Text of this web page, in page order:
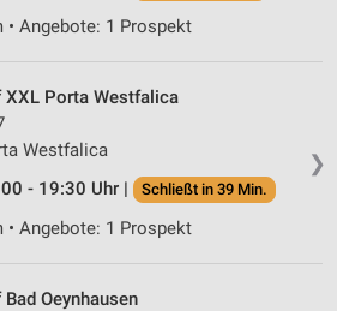
• Angebote: 1 Prospekt
❯
XXL Porta Westfalica
Westfalica
- 19:30 Uhr |
Schließt in 39 Min.
• Angebote: 1 Prospekt
Oeynhausen